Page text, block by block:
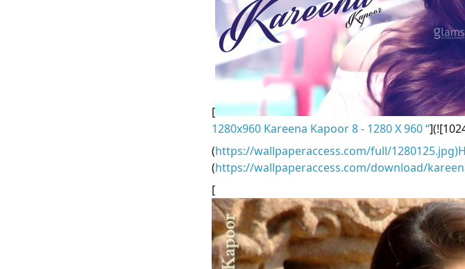
[
1280x960 Kareena Kapoor 8 - 1280 X 960 “
(https://wallpaperaccess.com/full/1280125.jpg)H
(https://wallpaperaccess.com/download/
[